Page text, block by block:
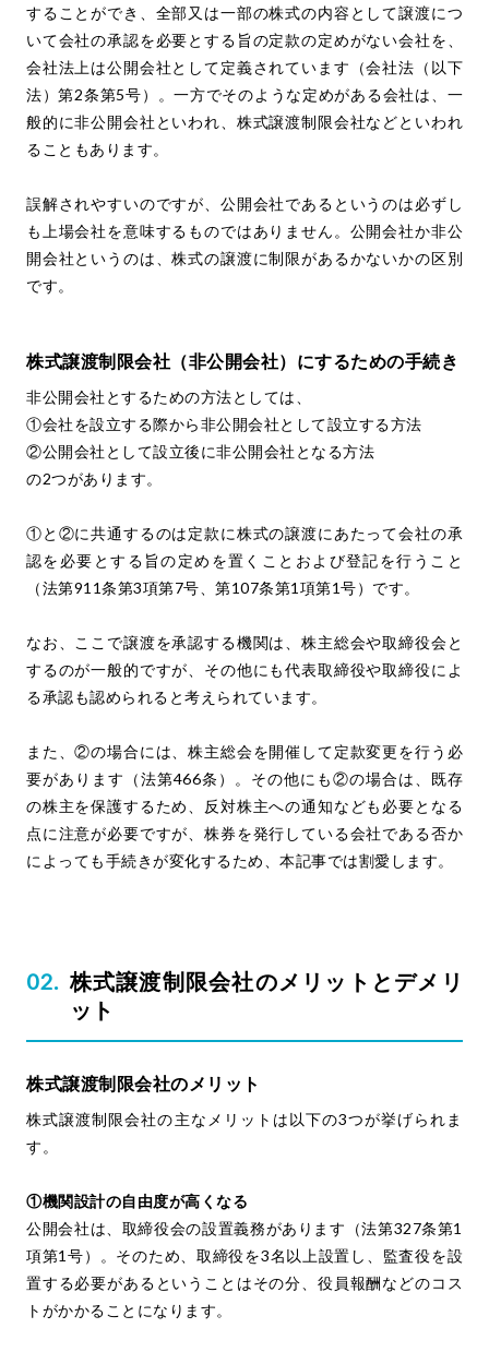
することができ、全部又は一部の株式の内容として譲渡につ
いて会社の承認を必要とする旨の定款の定めがない会社を、
会社法上は公開会社として定義されています（会社法（以下
法）第2条第5号）。一方でそのような定めがある会社は、一
般的に非公開会社といわれ、株式譲渡制限会社などといわれ
ることもあります。
誤解されやすいのですが、公開会社であるというのは必ずし
も上場会社を意味するものではありません。公開会社か非公
開会社というのは、株式の譲渡に制限があるかないかの区別
です。
株式譲渡制限会社（非公開会社）にするための手続き
非公開会社とするための方法としては、
①会社を設立する際から非公開会社として設立する方法
②公開会社として設立後に非公開会社となる方法
の2つがあります。
①と②に共通するのは定款に株式の譲渡にあたって会社の承
認を必要とする旨の定めを置くことおよび登記を行うこと
（法第911条第3項第7号、第107条第1項第1号）です。
なお、ここで譲渡を承認する機関は、株主総会や取締役会と
するのが一般的ですが、その他にも代表取締役や取締役によ
る承認も認められると考えられています。
また、②の場合には、株主総会を開催して定款変更を行う必
要があります（法第466条）。その他にも②の場合は、既存
の株主を保護するため、反対株主への通知なども必要となる
点に注意が必要ですが、株券を発行している会社である否か
によっても手続きが変化するため、本記事では割愛します。
株式譲渡制限会社のメリットとデメリ
ット
株式譲渡制限会社のメリット
株式譲渡制限会社の主なメリットは以下の3つが挙げられま
す。
①機関設計の自由度が高くなる
公開会社は、取締役会の設置義務があります（法第327条第1
項第1号）。そのため、取締役を3名以上設置し、監査役を設
置する必要があるということはその分、役員報酬などのコス
トがかかることになります。